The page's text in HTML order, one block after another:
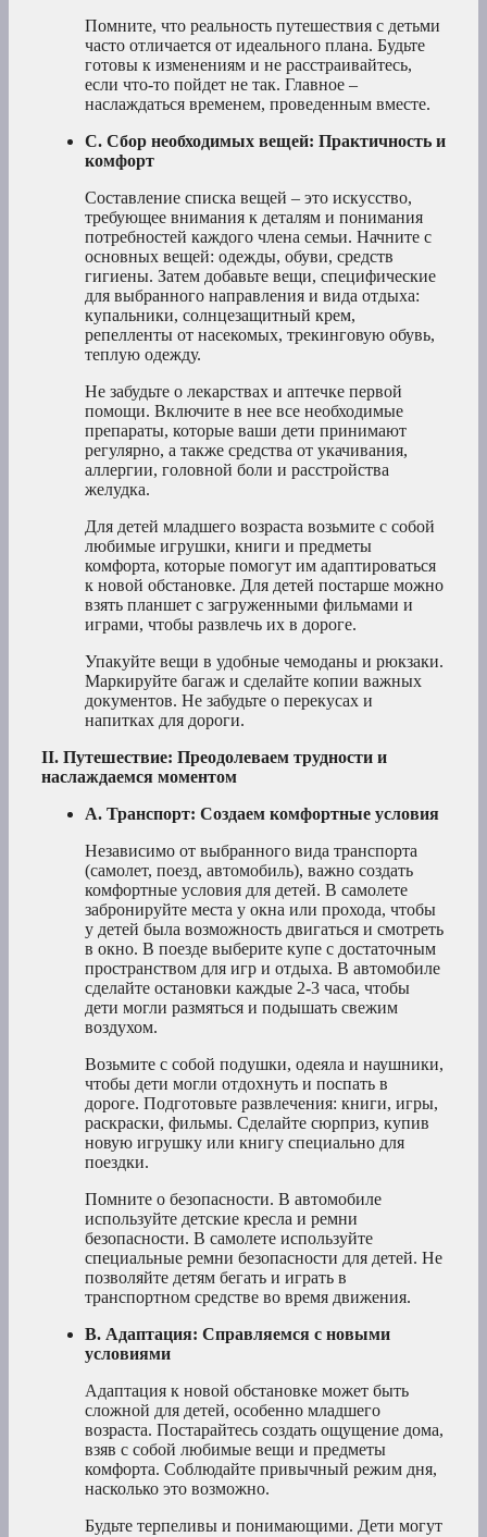
Помните, что реальность путешествия с детьми
часто отличается от идеального плана. Будьте
готовы к изменениям и не расстраивайтесь,
если что-то пойдет не так. Главное –
наслаждаться временем, проведенным вместе.
C. Сбор необходимых вещей: Практичность и
комфорт
Составление списка вещей – это искусство,
требующее внимания к деталям и понимания
потребностей каждого члена семьи. Начните с
основных вещей: одежды, обуви, средств
гигиены. Затем добавьте вещи, специфические
для выбранного направления и вида отдыха:
купальники, солнцезащитный крем,
репелленты от насекомых, трекинговую обувь,
теплую одежду.
Не забудьте о лекарствах и аптечке первой
помощи. Включите в нее все необходимые
препараты, которые ваши дети принимают
регулярно, а также средства от укачивания,
аллергии, головной боли и расстройства
желудка.
Для детей младшего возраста возьмите с собой
любимые игрушки, книги и предметы
комфорта, которые помогут им адаптироваться
к новой обстановке. Для детей постарше можно
взять планшет с загруженными фильмами и
играми, чтобы развлечь их в дороге.
Упакуйте вещи в удобные чемоданы и рюкзаки.
Маркируйте багаж и сделайте копии важных
документов. Не забудьте о перекусах и
напитках для дороги.
II. Путешествие: Преодолеваем трудности и
наслаждаемся моментом
A. Транспорт: Создаем комфортные условия
Независимо от выбранного вида транспорта
(самолет, поезд, автомобиль), важно создать
комфортные условия для детей. В самолете
забронируйте места у окна или прохода, чтобы
у детей была возможность двигаться и смотреть
в окно. В поезде выберите купе с достаточным
пространством для игр и отдыха. В автомобиле
сделайте остановки каждые 2-3 часа, чтобы
дети могли размяться и подышать свежим
воздухом.
Возьмите с собой подушки, одеяла и наушники,
чтобы дети могли отдохнуть и поспать в
дороге. Подготовьте развлечения: книги, игры,
раскраски, фильмы. Сделайте сюрприз, купив
новую игрушку или книгу специально для
поездки.
Помните о безопасности. В автомобиле
используйте детские кресла и ремни
безопасности. В самолете используйте
специальные ремни безопасности для детей. Не
позволяйте детям бегать и играть в
транспортном средстве во время движения.
B. Адаптация: Справляемся с новыми
условиями
Адаптация к новой обстановке может быть
сложной для детей, особенно младшего
возраста. Постарайтесь создать ощущение дома,
взяв с собой любимые вещи и предметы
комфорта. Соблюдайте привычный режим дня,
насколько это возможно.
Будьте терпеливы и понимающими. Дети могут